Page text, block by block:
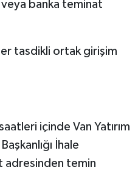
banka teminat
tasdikli ortak girişim
içinde Van Yatırım
İhale
adresinden temin